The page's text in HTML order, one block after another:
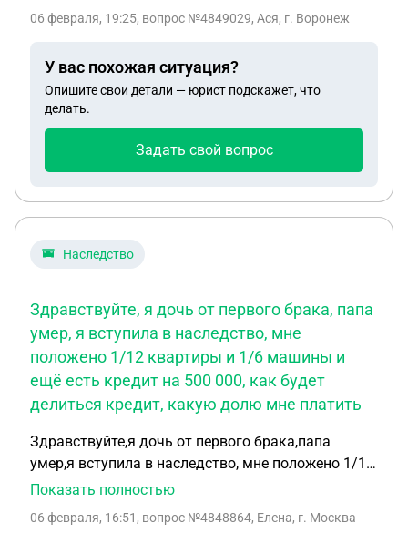
06 февраля, 19:25, вопрос №4849029, Ася, г. Воронеж
У вас похожая ситуация?
Опишите свои детали — юрист подскажет, что
делать.
Задать свой вопрос
Наследство
Здравствуйте, я дочь от первого брака, папа
умер, я вступила в наследство, мне
положено 1/12 квартиры и 1/6 машины и
ещё есть кредит на 500 000, как будет
делиться кредит, какую долю мне платить
Здравствуйте,я дочь от первого брака,папа
умер,я вступила в наследство, мне положено 1/12
квартиры и 1/6 машины и ещё есть кредит на 500
платить. И ещё вопрос, когда квартира делится ,
Показать полностью
06 февраля, 16:51 , вопрос №4848864, Елена, г. Москва